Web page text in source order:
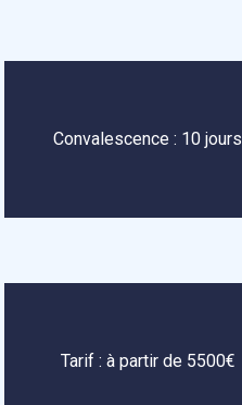
Convalescence : 10 jours
Tarif : à partir de 5500€